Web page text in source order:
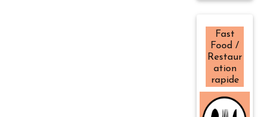
Fast
Food /
Restaur
ation
rapide